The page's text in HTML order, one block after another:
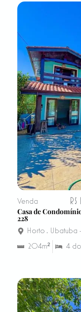
Venda
Casa de
228
Horto , Ubatuba -
204m²
4